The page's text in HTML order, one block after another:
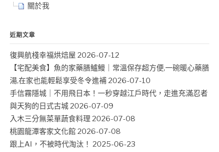
關於我
近期文章
復興航棧幸福烘焙屋 2026-07-12
【宅配美食】魚的家藥膳鱸鰻｜常溫保存超方便,一碗暖心藥膳
湯,在家也能輕鬆享受冬令進補 2026-07-10
手信霧隱城｜不用飛日本！一秒穿越江戶時代，走進充滿忍者
與天狗的日式古城 2026-07-09
入木三分無菜單蔬食料理 2026-07-08
桃園龍潭客家文化館 2026-07-08
跟上AI，不被時代淘汰！ 2025-06-23